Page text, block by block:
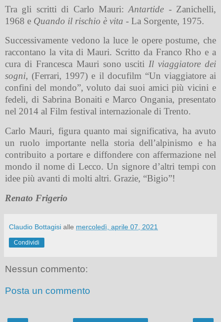
Tra gli scritti di Carlo Mauri:Antartide - Zanichelli,
1968 e Quando il rischio è vita - La Sorgente, 1975.
Successivamente vedono la luce le opere postume, che
raccontano la vita di Mauri. Scritto da Franco Rho e a
cura di Francesca Mauri sono uscitiIl viaggiatore dei
sogni, (Ferrari, 1997) e il docufilm “Un viaggiatore ai
confini del mondo”, voluto dai suoi amici più vicini e
fedeli, di Sabrina Bonaiti e Marco Ongania, presentato
nel 2014 al Film festival internazionale di Trento.
Carlo Mauri, figura quanto mai significativa, ha avuto
un ruolo importante nella storia dell’alpinismo e ha
contribuito a portare e diffondere con affermazione nel
mondo il nome di Lecco. Un signore d’altri tempi con
idee più avanti di molti altri. Grazie, “Bigio”!
Renato Frigerio
Claudio Bottagisi alle mercoledì, aprile 07, 2021
Condividi
Nessun commento:
Posta un commento